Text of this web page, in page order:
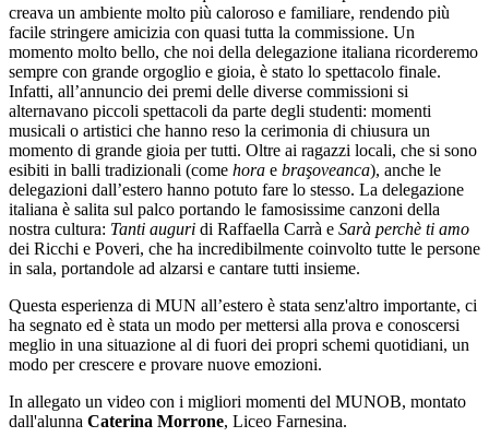
creava un ambiente molto più caloroso e familiare, rendendo più
facile stringere amicizia con quasi tutta la commissione. Un
momento molto bello, che noi della delegazione italiana ricorderemo
sempre con grande orgoglio e gioia, è stato lo spettacolo finale.
Infatti, all’annuncio dei premi delle diverse commissioni si
alternavano piccoli spettacoli da parte degli studenti: momenti
musicali o artistici che hanno reso la cerimonia di chiusura un
momento di grande gioia per tutti. Oltre ai ragazzi locali, che si sono
esibiti in balli tradizionali (come hora e braşoveanca), anche le
delegazioni dall’estero hanno potuto fare lo stesso. La delegazione
italiana è salita sul palco portando le famosissime canzoni della
nostra cultura: Tanti auguri di Raffaella Carrà e Sarà perchè ti amo
dei Ricchi e Poveri, che ha incredibilmente coinvolto tutte le persone
in sala, portandole ad alzarsi e cantare tutti insieme.
Questa esperienza di MUN all’estero è stata senz'altro importante, ci
ha segnato ed è stata un modo per mettersi alla prova e conoscersi
meglio in una situazione al di fuori dei propri schemi quotidiani, un
modo per crescere e provare nuove emozioni.
In allegato un video con i migliori momenti del MUNOB, montato
dall'alunna Caterina Morrone, Liceo Farnesina.